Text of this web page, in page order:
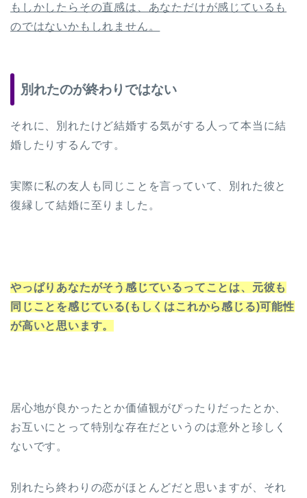
もしかしたらその直感は、あなただけが感じているも
のではないかもしれません。
別れたのが終わりではない
それに、別れたけど結婚する気がする人って本当に結
婚したりするんです。
実際に私の友人も同じことを言っていて、別れた彼と
復縁して結婚に至りました。
やっぱりあなたがそう感じているってことは、元彼も
同じことを感じている(もしくはこれから感じる)可能性
が高いと思います。
居心地が良かったとか価値観がぴったりだったとか、
お互いにとって特別な存在だというのは意外と珍しく
ないです。
別れたら終わりの恋がほとんどだと思いますが、それ